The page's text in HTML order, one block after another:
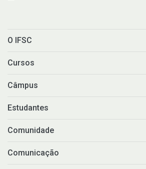
O IFSC
Cursos
Câmpus
Estudantes
Comunidade
Comunicação